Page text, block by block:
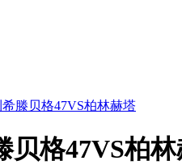
希滕贝格47VS柏林赫塔
贝格47VS柏